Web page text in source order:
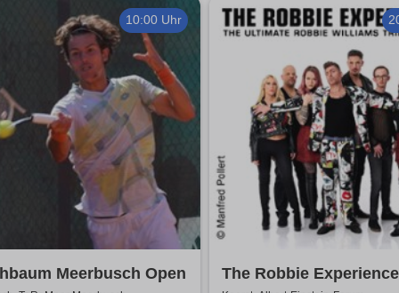
10:00 Uhr
Meerbusch Open The Robbie Experience